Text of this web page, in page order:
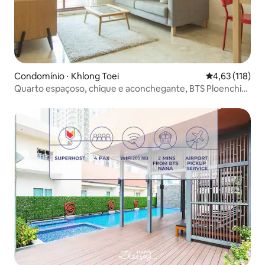
Condomínio ⋅ Khlong Toei 4,63 de uma
4,63 (118)
Quarto espaçoso, chique e aconchegante, BTS Ploenchit,